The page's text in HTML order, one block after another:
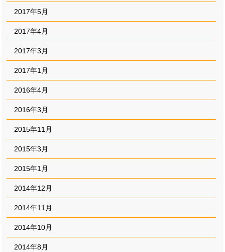
2017年5月
2017年4月
2017年3月
2017年1月
2016年4月
2016年3月
2015年11月
2015年3月
2015年1月
2014年12月
2014年11月
2014年10月
2014年8月